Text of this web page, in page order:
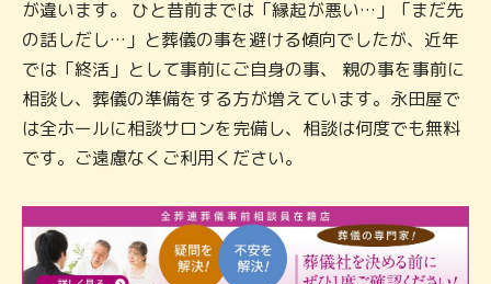
が違います。 ひと昔前までは「縁起が悪い…」「まだ先
の話しだし…」と葬儀の事を避ける傾向でしたが、近年
では「終活」として事前にご自身の事、 親の事を事前に
相談し、葬儀の準備をする方が増えています。永田屋で
は全ホールに相談サロンを完備し、相談は何度でも無料
です。ご遠慮なくご利用ください。